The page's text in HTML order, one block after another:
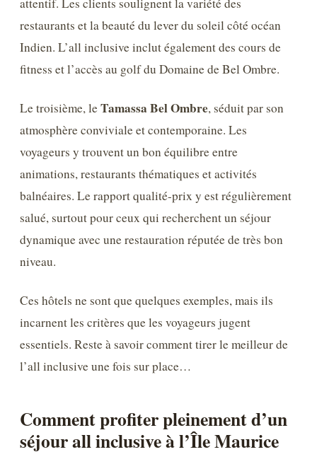
restaurants et la beauté du lever du soleil côté océan
Indien. L’all inclusive inclut également des cours de
fitness et l’accès au golf du Domaine de Bel Ombre.
Le troisième, le Tamassa Bel Ombre, séduit par son
atmosphère conviviale et contemporaine. Les
voyageurs y trouvent un bon équilibre entre
animations, restaurants thématiques et activités
balnéaires. Le rapport qualité-prix y est régulièrement
salué, surtout pour ceux qui recherchent un séjour
dynamique avec une restauration réputée de très bon
niveau.
Ces hôtels ne sont que quelques exemples, mais ils
incarnent les critères que les voyageurs jugent
essentiels. Reste à savoir comment tirer le meilleur de
l’all inclusive une fois sur place…
Comment profiter pleinement d’un
séjour all inclusive à l’Île Maurice